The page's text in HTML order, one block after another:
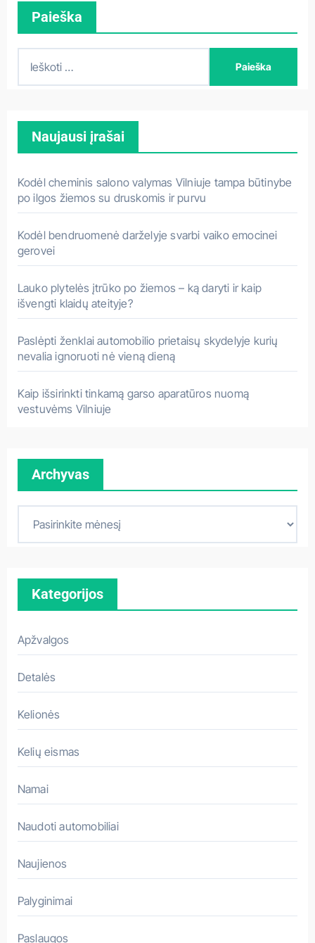
Paieška
t
i
:
Naujausi įrašai
Kodėl cheminis salono valymas Vilniuje tampa būtinybe
po ilgos žiemos su druskomis ir purvu
Kodėl bendruomenė darželyje svarbi vaiko emocinei
gerovei
Lauko plytelės įtrūko po žiemos – ką daryti ir kaip
išvengti klaidų ateityje?
Paslėpti ženklai automobilio prietaisų skydelyje kurių
nevalia ignoruoti nė vieną dieną
Kaip išsirinkti tinkamą garso aparatūros nuomą
vestuvėms Vilniuje
Archyvas
v
a
s
Kategorijos
Apžvalgos
Detalės
Kelionės
Kelių eismas
Namai
Naudoti automobiliai
Naujienos
Palyginimai
Paslaugos